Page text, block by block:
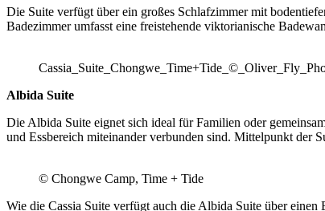
Die Suite verfügt über ein großes Schlafzimmer mit
Badezimmer umfasst eine freistehende viktorianische
Albida Suite
Die Albida Suite eignet sich ideal für Familien oder
und Essbereich miteinander verbunden sind. Mittelpunkt der
© Chongwe Camp, Time + Tide
Wie die Cassia Suite verfügt auch die Albida Suite über